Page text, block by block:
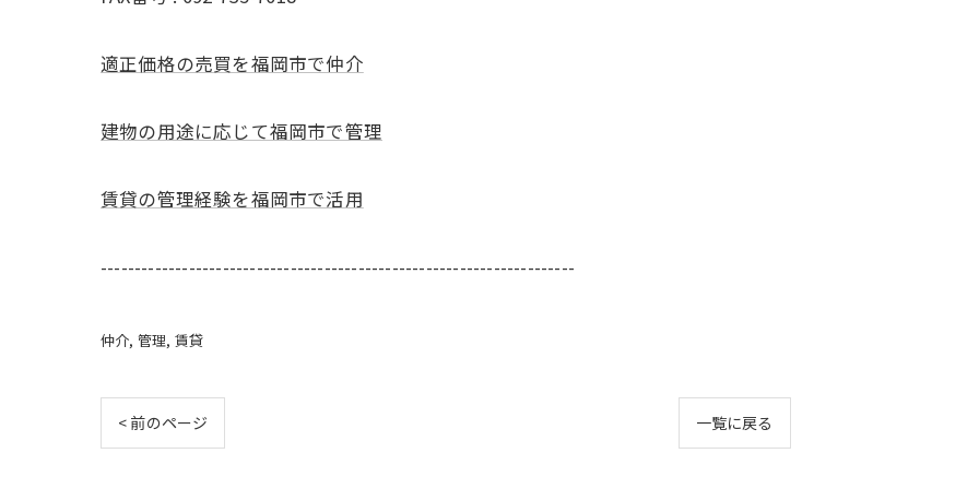
適正価格の売買を福岡市で仲介
建物の用途に応じて福岡市で管理
賃貸の管理経験を福岡市で活用
----------------------------------------------------------------------
仲介 管理 賃貸
< 前のページ 一覧に戻る